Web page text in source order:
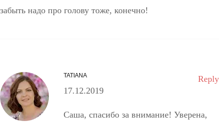
забыть надо про голову тоже, конечно!
TATIANA
17.12.2019
Саша, спасибо за внимание! Уверена,
Reply